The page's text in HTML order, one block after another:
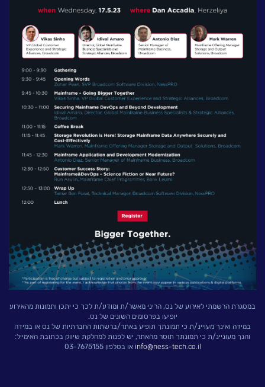
לעבוד בנס
אירועים וכנסים
פודקאסט
וובינרים מומלצים
דברו איתנו
במסגרת הרשמתי לאירוע של נס, הריני מאשר/ת ומודע/ת לכך כי יתכן ותמונות מהאירוע
יופיעו בפרסומים השונים של נס.
במידה ואינך מעויינ/ת כי תמונתך תופיע באתר/ברשתות החברתיות של נס או במידה
והנך מעוניינ/ת כי תמונתך תוסר מהאתר, יש לפנות למחלקת שיווק בכתובת האימייל:
info@ness-tech.co.il או בטלפון 03-7675155